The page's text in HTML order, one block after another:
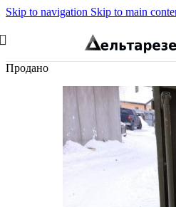
Skip to navigation Skip to main
Продано